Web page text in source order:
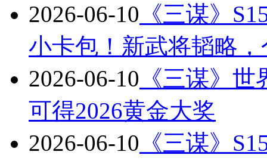
2026-06-10 《三谋》
小卡包！新武将韬略
2026-06-10 《三谋》
可得2026黄金大奖
2026-06-10 《三谋》